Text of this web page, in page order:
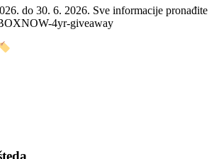
do 30. 6. 2026. Sve informacije pronađite
4yr-giveaway